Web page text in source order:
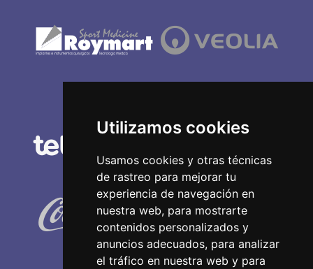
Utilizamos cookies
Usamos cookies y otras técnicas
de rastreo para mejorar tu
experiencia de navegación en
nuestra web, para mostrarte
contenidos personalizados y
anuncios adecuados, para analizar
el tráfico en nuestra web y para